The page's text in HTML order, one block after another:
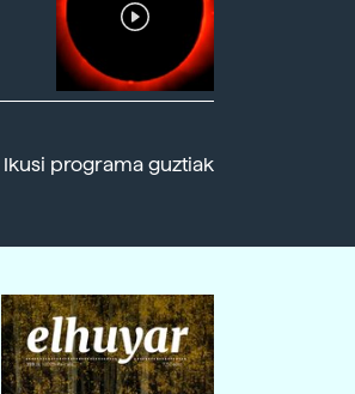
Ikusi programa guztiak